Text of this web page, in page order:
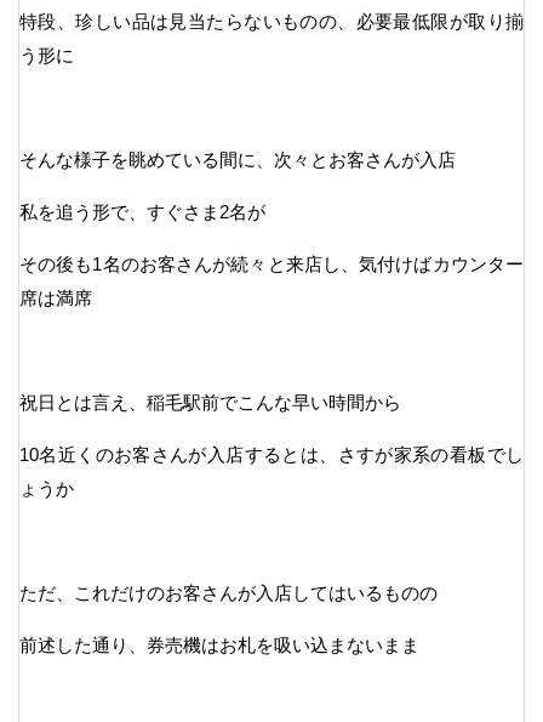
特段、珍しい品は見当たらないものの、必要最低限が取り揃
う形に
そんな様子を眺めている間に、次々とお客さんが入店
私を追う形で、すぐさま2名が
その後も1名のお客さんが続々と来店し、気付けばカウンター
席は満席
祝日とは言え、稲毛駅前でこんな早い時間から
10名近くのお客さんが入店するとは、さすが家系の看板でし
ょうか
ただ、これだけのお客さんが入店してはいるものの
前述した通り、券売機はお札を吸い込まないまま